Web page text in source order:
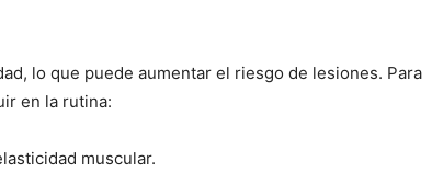
lo que puede aumentar el riesgo de lesiones. Para
en la rutina:
muscular.